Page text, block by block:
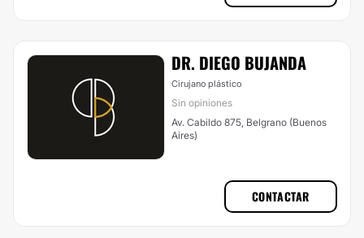
DR. DIEGO BUJANDA
Cirujano plástico
Sin opiniones
Av. Cabildo 875, Belgrano (Buenos
Aires)
CONTACTAR